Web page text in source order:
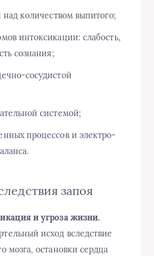
над количеством выпитого;
интоксикации: слабость,
сознания;
сосудистой
системой;
процессов и электро-
запоя
и угроза жизни.
исход вследствие
мозга, остановки сердца